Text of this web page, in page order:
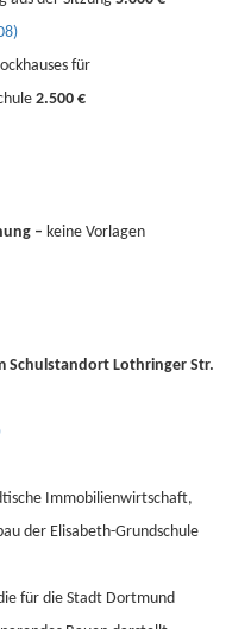
für
2.500 €
– keine Vorlagen
Schulstandort Lothringer Str.
Immobilienwirtschaft,
der Elisabeth-Grundschule
für die Stadt Dortmund